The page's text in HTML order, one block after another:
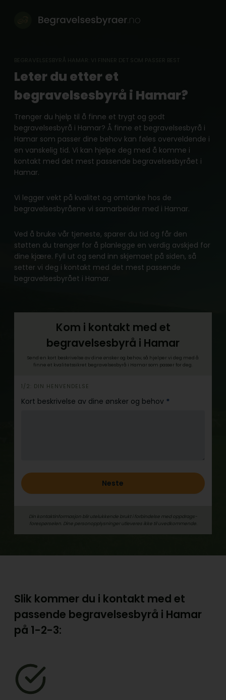
BEGRAVELSESBYRÅ HAMAR: VI FINNER DET SOM PASSER BEST
Leter du etter et
begravelsesbyrå i Hamar?
Trenger du hjelp til å finne et trygt og godt
begravelsesbyrå i Hamar? Å finne et begravelsesbyrå i
Hamar som passer dine behov kan føles overveldende i
en vanskelig tid. Vi kan hjelpe deg med å komme i
kontakt med det mest passende begravelsesbyrået i
Hamar.
Vi legger vekt på kvalitet og omtanke hos de
begravelsesbyråene vi samarbeider med i Hamar.
Ved å bruke vår tjeneste, sparer du tid og får den
støtten du trenger for å planlegge en verdig avskjed for
dine kjære. Fyll ut og send inn skjemaet på siden, så
setter vi deg i kontakt med det mest passende
begravelsesbyrået i Hamar.
Kom i kontakt med et
begravelsesbyrå i Hamar
Send en kort beskrivelse av dine ønsker og behov, så hjelper vi deg med å
finne et kvalitetssikret begravelsesbyrå i Hamar som passer for deg.
h
e
1/2: DIN HENVENDELSE
Kort beskrivelse av dine ønsker og behov *
Neste
Din kontaktinformasjon blir utelukkende brukt i forbindelse med oppdrags­
forespørselen. Dine person­­opplysninger utleveres ikke til uvedkommende.
Slik kommer du i kontakt med et
passende begravelsesbyrå i Hamar
på 1-2-3: